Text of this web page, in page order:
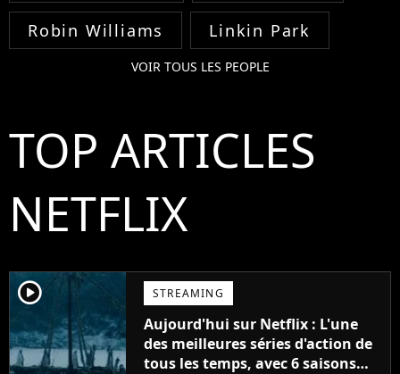
Robin Williams Linkin Park
VOIR TOUS LES PEOPLE
TOP ARTICLES
NETFLIX
player2 STREAMING
Aujourd'hui sur Netflix : L'une
des meilleures séries d'action de
tous les temps, avec 6 saisons